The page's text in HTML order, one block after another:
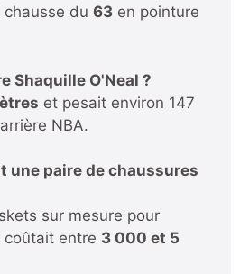
chausse du 63 en pointure
Shaquille O'Neal ?
et pesait environ 147
NBA.
une paire de chaussures
sur mesure pour
coûtait entre 3 000 et 5